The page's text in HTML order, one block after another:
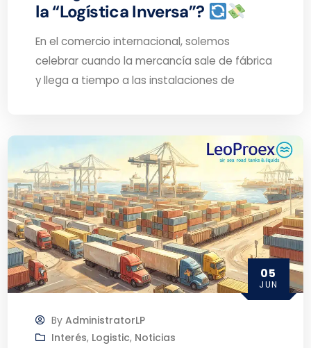
la “Logística Inversa”?
En el comercio internacional, solemos
celebrar cuando la mercancía sale de fábrica
y llega a tiempo a las instalaciones de
05
JUN
ByAdministratorLP
Interés, Logistic, Noticias